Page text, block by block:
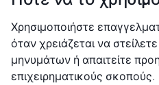
Χρησιμοποιήστε
όταν χρειάζεται να
μηνυμάτων ή απαιτείτε
επιχειρηματικούς σκοπούς.